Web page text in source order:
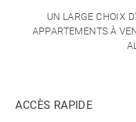
UN LARGE CHOIX
APPARTEMENTS À
ACCÈS RAPIDE